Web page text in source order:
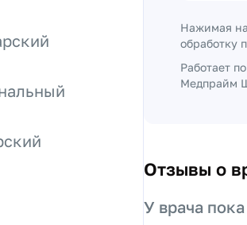
Нажимая
обработку
Работает
Медпрайм
Отзывы о
У врача